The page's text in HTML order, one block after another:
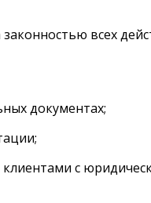
всех
документах;
с